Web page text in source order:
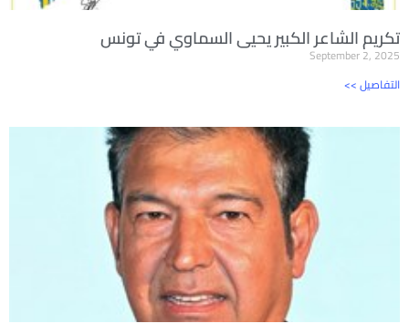
تكريم الشاعر الكبير يحيى السماوي في تونس
September 2, 2025
<< التفاصيل